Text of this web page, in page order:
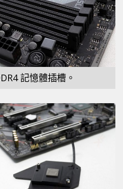
記憶體插槽。